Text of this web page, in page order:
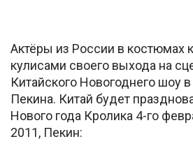
Актёры из России в костюмах
кулисами своего выхода на
Китайского Новогоднего шоу
Пекина. Китай будет
Нового года Кролика 4-го
2011, Пекин: